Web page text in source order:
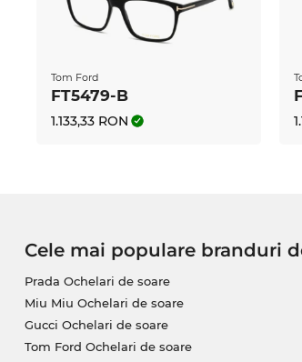
În cazul în care vrei să
Digital te va ajuta să obţi ochelarii
caracteristicile clasice, ochelarii vor
întărit.
Acest model este pe stoc. Dacă îl
Tom Ford
FT5479-B
1.133,33 RON
Cele mai populare branduri
Prada Ochelari de soare
Miu Miu Ochelari de soare
Gucci Ochelari de soare
Tom Ford Ochelari de soare